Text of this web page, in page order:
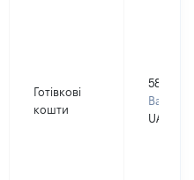
Готівкові
кошти
580000
Валюта:
UAH